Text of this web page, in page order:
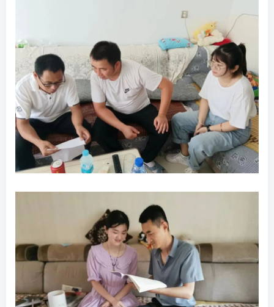
手机号
记住登录 账号密码登录
登录
社交账号登录
QQ登录 微信登录